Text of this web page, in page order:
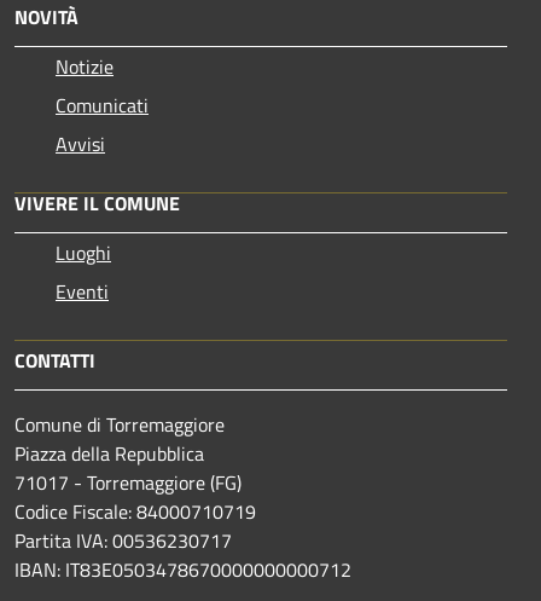
NOVITÀ
Notizie
Comunicati
Avvisi
VIVERE IL COMUNE
Luoghi
Eventi
CONTATTI
Comune di Torremaggiore
Piazza della Repubblica
71017 - Torremaggiore (FG)
Codice Fiscale: 84000710719
Partita IVA: 00536230717
IBAN: IT83E0503478670000000000712